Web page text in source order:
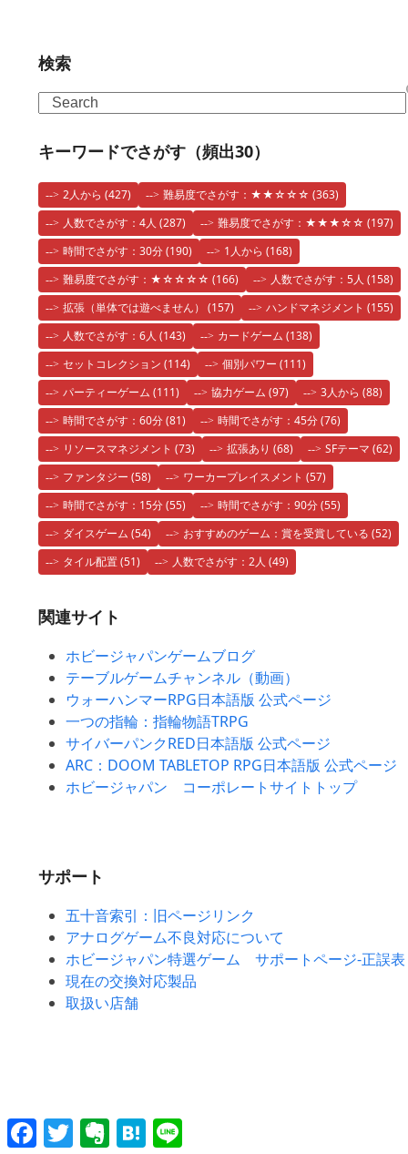
検索
Search
キーワードでさがす（頻出30）
2人から (427) 難易度でさがす：★★☆☆☆ (363)
人数でさがす：4人 (287) 難易度でさがす：★★★☆☆ (197)
時間でさがす：30分(190) 1人から (168)
難易度でさがす：★☆☆☆☆ (166) 人数でさがす：5人 (158)
拡張（単体では遊べません） (157) ハンドマネジメント (155)
人数でさがす：6人 (143) カードゲーム (138)
セットコレクション (114) 個別パワー (111)
パーティーゲーム (111) 協力ゲーム (97) 3人から (88)
時間でさがす：60分(81) 時間でさがす：45分(76)
リソースマネジメント (73) 拡張あり (68) SFテーマ (62)
ファンタジー (58) ワーカープレイスメント (57)
時間でさがす：15分(55) 時間でさがす：90分(55)
ダイスゲーム (54) おすすめのゲーム：賞を受賞している (52)
タイル配置(51) 人数でさがす：2人 (49)
関連サイト
ホビージャパンゲームブログ
テーブルゲームチャンネル（動画）
ウォーハンマーRPG日本語版 公式ページ
一つの指輪：指輪物語TRPG
サイバーパンクRED日本語版 公式ページ
ARC：DOOM TABLETOP RPG日本語版 公式ページ
ホビージャパン コーポレートサイトトップ
サポート
五十音索引：旧ページリンク
アナログゲーム不良対応について
ホビージャパン特選ゲーム サポートページ-正誤表
現在の交換対応製品
取扱い店舗
Facebook
TwitterEvernoteHatena